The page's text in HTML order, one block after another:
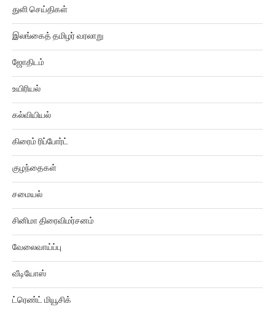
துளி செய்திகள்
இலங்கைத் தமிழர் வரலாறு
ஜோதிடம்
உயிரியல்
கல்வியியல்
கிரைம் ரிப்போர்ட்
குழந்தைகள்
சமையல்
சினிமா திரைவிமர்சனம்
வேலைவாய்ப்பு
வீடியோஸ்
ட்ரெண்ட் மியூசிக்